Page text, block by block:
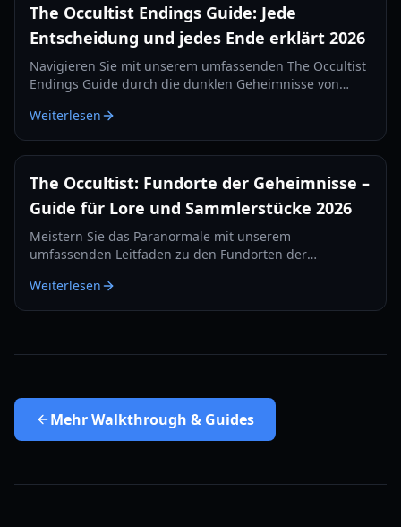
The Occultist Endings Guide: Jede
Entscheidung und jedes Ende erklärt 2026
Navigieren Sie mit unserem umfassenden The Occultist
Endings Guide durch die dunklen Geheimnisse von
Abschluss für Alan Revels freischalten.
Weiterlesen
The Occultist: Fundorte der Geheimnisse –
Guide für Lore und Sammlerstücke 2026
Meistern Sie das Paranormale mit unserem
umfassenden Leitfaden zu den Fundorten der
Sammlerstück auf Goston Island und decken Sie Alans
Vergangenheit auf.
Weiterlesen
MehrWalkthrough & Guides